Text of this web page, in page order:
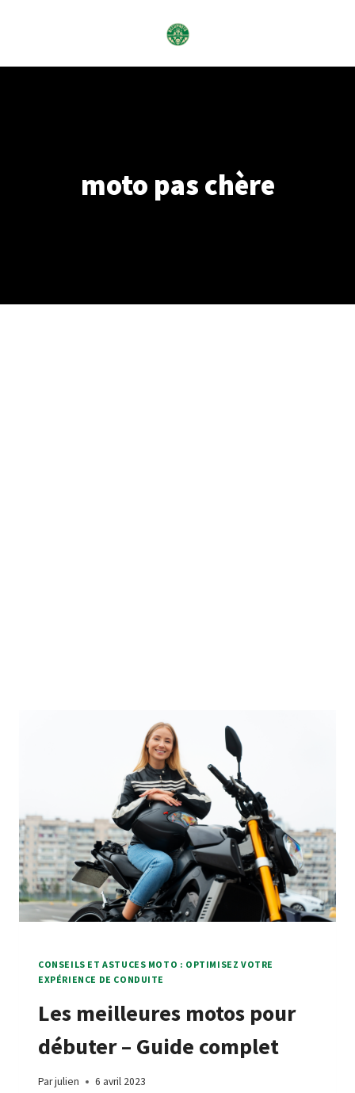
moto pas chère
CONSEILS ET ASTUCES MOTO : OPTIMISEZ VOTRE
EXPÉRIENCE DE CONDUITE
Les meilleures motos pour
débuter – Guide complet
Parjulien 6 avril 2023